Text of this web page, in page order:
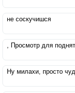
не соскучишся
, Просмотр для
Ну милахи, просто